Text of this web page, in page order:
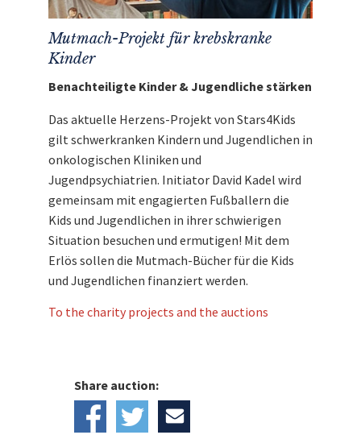
Mutmach-Projekt für krebskranke
Kinder
Benachteiligte Kinder & Jugendliche stärken
Das aktuelle Herzens-Projekt von Stars4Kids
gilt schwerkranken Kindern und Jugendlichen in
onkologischen Kliniken und
Jugendpsychiatrien. Initiator David Kadel wird
gemeinsam mit engagierten Fußballern die
Kids und Jugendlichen in ihrer schwierigen
Situation besuchen und ermutigen! Mit dem
Erlös sollen die Mutmach-Bücher für die Kids
und Jugendlichen finanziert werden.
To the charity projects and the auctions
Share auction: